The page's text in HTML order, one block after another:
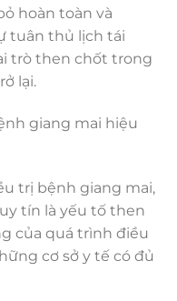
hoàn toàn và
tuân thủ lịch tái
trò then chốt trong
lại.
giang mai hiệu
trị bệnh giang mai,
tín là yếu tố then
của quá trình điều
cơ sở y tế có đủ